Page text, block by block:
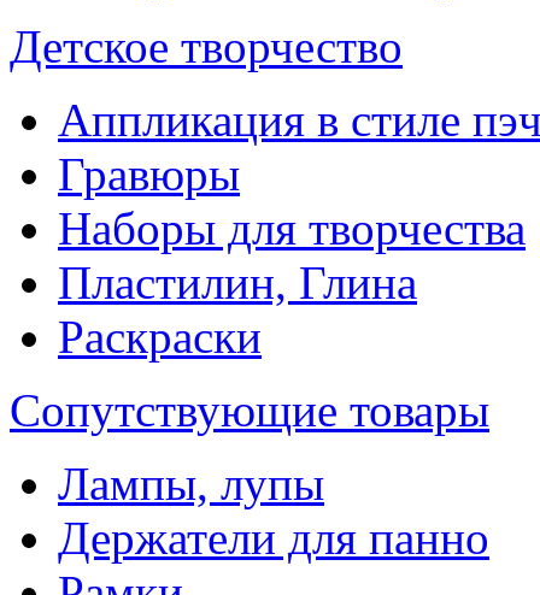
Детское творчество
Аппликация в стиле
Гравюры
Наборы для творчества
Пластилин, Глина
Раскраски
Сопутствующие товары
Лампы, лупы
Держатели для панно